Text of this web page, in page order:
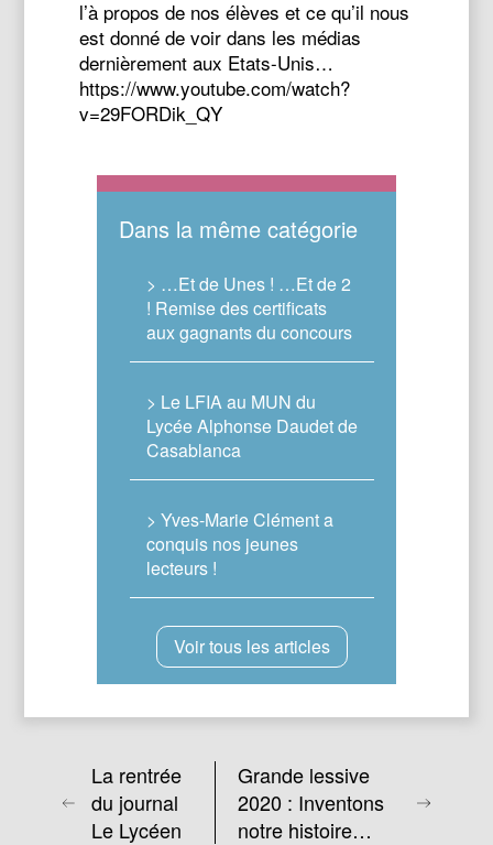
l’à propos de nos élèves et ce qu’il nous
est donné de voir dans les médias
dernièrement aux Etats-Unis…
https://www.youtube.com/watch?
v=29FORDik_QY
Dans la même catégorie
> …Et de Unes ! …Et de 2
! Remise des certificats
aux gagnants du concours
> Le LFIA au MUN du
Lycée Alphonse Daudet de
Casablanca
> Yves-Marie Clément a
conquis nos jeunes
lecteurs !
Voir tous les articles
La rentrée
du journal
Le Lycéen
Grande lessive
2020 : Inventons
notre histoire…